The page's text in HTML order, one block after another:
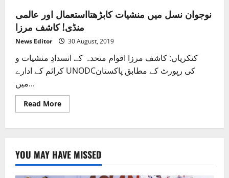
نوجوان نسل میں منشیات کابڑھتااستعمال اور عالمی
منڈی! کاشف مرزا
News Editor 30 August, 2019
کنکریاں: کاشف مرزا اقوام متحدہ کے انسدادِ منشیات و
کرائم کے ادارے UNODCکی رپورٹ کے مطابق پاکستان
میں...
Read MoreRead
more
کابڑھتااستعمال
اور
عالمی
منڈی!
YOU MAY HAVE MISSED